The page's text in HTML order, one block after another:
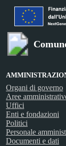
Organi di governo
Aree
Uffici
Enti e fondazioni
Politici
Personale
Documenti e dati